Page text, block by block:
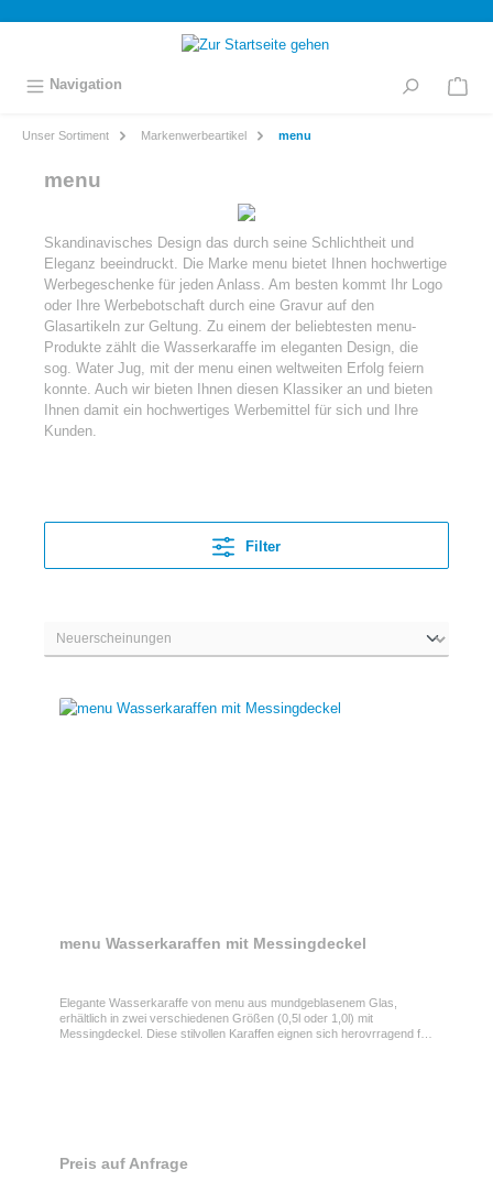
springen
Navigation
Unser Sortiment Markenwerbeartikel menu
menu
Skandinavisches Design das durch seine Schlichtheit und
Eleganz beeindruckt. Die Marke menu bietet Ihnen hochwertige
Werbegeschenke für jeden Anlass. Am besten kommt Ihr Logo
oder Ihre Werbebotschaft durch eine Gravur auf den
Glasartikeln zur Geltung. Zu einem der beliebtesten menu-
Produkte zählt die Wasserkaraffe im eleganten Design, die
sog. Water Jug, mit der menu einen weltweiten Erfolg feiern
konnte. Auch wir bieten Ihnen diesen Klassiker an und bieten
Ihnen damit ein hochwertiges Werbemittel für sich und Ihre
Kunden.
Filter
menu Wasserkaraffen mit Messingdeckel
Elegante Wasserkaraffe von menu aus mundgeblasenem Glas,
erhältlich in zwei verschiedenen Größen (0,5l oder 1,0l) mit
Messingdeckel. Diese stilvollen Karaffen eignen sich herovrragend für
Preis auf Anfrage